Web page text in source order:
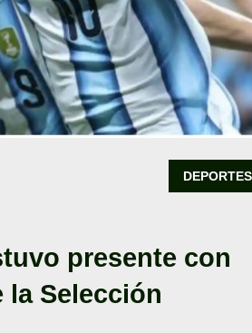
DEPORTES
presente con
la Selección